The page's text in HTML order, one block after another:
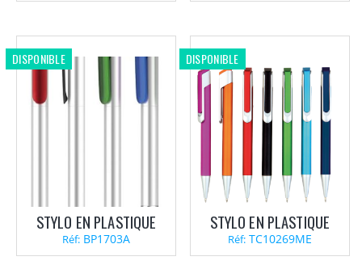
STYLO EN PLASTIQUE
Réf: BP1703A
DISPONIBLE
STYLO EN PLASTIQUE
Réf:TC10269ME
DISPONIBLE